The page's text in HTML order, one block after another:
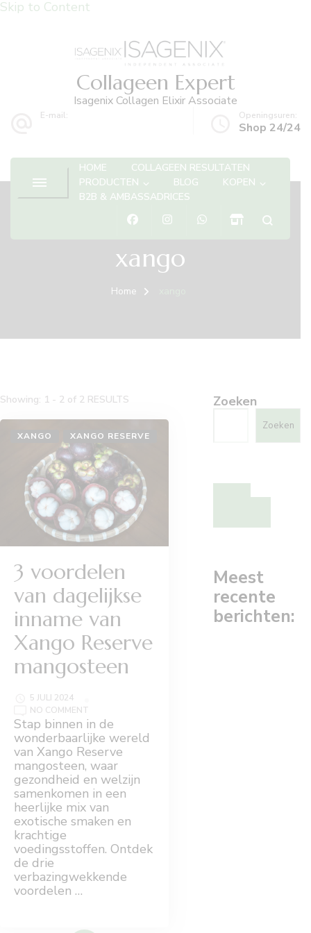
Skip to Content
Collageen Expert
Isagenix Collagen Elixir Associate
E-mail: Openingsuren:
Shop 24/24
HOME
COLLAGEEN RESULTATEN
PRODUCTEN
BLOG
KOPEN
B2B & AMBASSADRICES
xango
Home
Showing: 1 - 2 of 2 RESULTS
XANGO XANGO RESERVE
3 voordelen
van dagelijkse
inname van
Xango Reserve
mangosteen
5 JULI 2024
NO COMMENT
VOORDELEN
VAN
DAGELIJKSE
INNAME
VAN
XANGO
RESERVE
MANGOSTEEN
Stap binnen in de
wonderbaarlijke wereld
van Xango Reserve
mangosteen, waar
gezondheid en welzijn
samenkomen in een
heerlijke mix van
exotische smaken en
krachtige
voedingsstoffen. Ontdek
de drie
verbazingwekkende
voordelen …
Zoeken
Zoeken
Meest
recente
berichten: